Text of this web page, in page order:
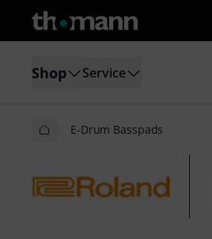
Shop Service
E-Drum Basspads